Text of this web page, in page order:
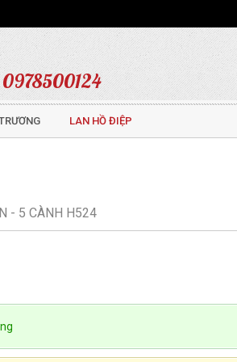
0978500124
LAN HỒ ĐIỆP
- 5 CÀNH H524